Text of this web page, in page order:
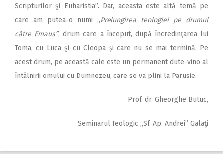
Scripturilor şi Euharistia”. Dar, aceasta este altă temă pe
care am putea-o numi ,,Prelungirea teologiei pe drumul
către Emaus”, drum care a început, după încredinţarea lui
Toma, cu Luca şi cu Cleopa şi care nu se mai termină. Pe
acest drum, pe această cale este un permanent dute-vino al
întâlnirii omului cu Dumnezeu, care se va plini la Parusie.
Prof. dr. Gheorghe Butuc,
Seminarul Teologic ,,Sf. Ap. Andrei” Galaţi